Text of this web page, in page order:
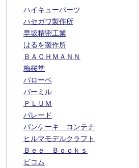
ハイキューパーツ
ハセガワ製作所
早坂精密工業
はるを製作所
ＢＡＣＨＭＡＮＮ
梅桜堂
バローベ
パーミル
ＰＬＵＭ
パレード
パンケーキ コンテナ
ヒルマモデルクラフト
Ｂｅｅ Ｂｏｏｋｓ
ビコム